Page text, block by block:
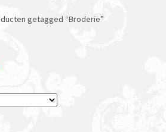
getagged “Broderie”